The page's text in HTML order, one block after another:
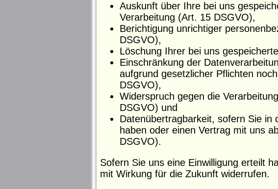
Auskunft über Ihre bei uns
Verarbeitung (Art. 15 DSGVO),
Berichtigung unrichtiger
DSGVO),
Löschung Ihrer bei uns
Einschränkung der
aufgrund gesetzlicher Pflichten
DSGVO),
Widerspruch gegen die
DSGVO) und
Datenübertragbarkeit, sofern Sie in
haben oder einen Vertrag mit uns
DSGVO).
Sofern Sie uns eine Einwilligung erteilt
mit Wirkung für die Zukunft widerrufen.